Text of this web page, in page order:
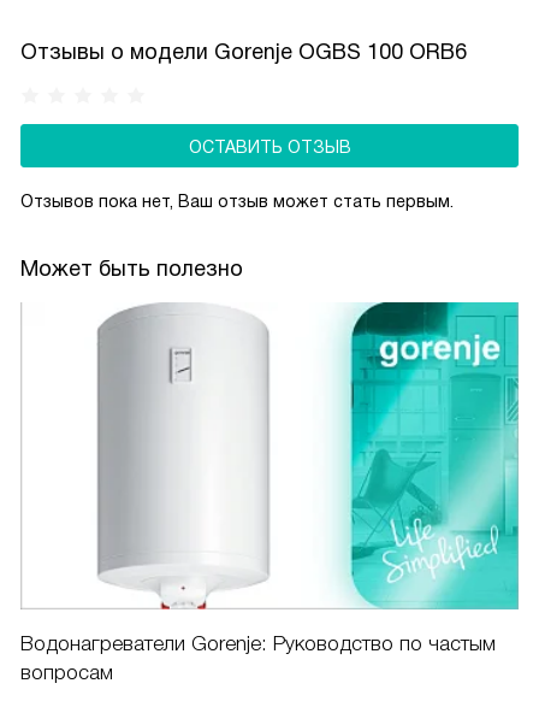
Отзывы о модели Gorenje OGBS 100 ORB6
ОСТАВИТЬ ОТЗЫВ
Отзывов пока нет, Ваш отзыв может стать первым.
Может быть полезно
Водонагреватели Gorenje: Руководство по частым
вопросам